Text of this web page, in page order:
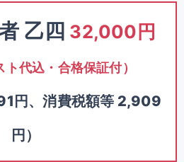
乙四 32,000円
ト代込・合格保証付）
円、消費税額等 2,909
円）